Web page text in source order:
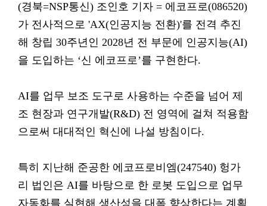
(경북=NSP통신) 조인호 기자 = 에코프로(086520)
가 전사적으로 'AX(인공지능 전환)'를 전격 추진
해 창립 30주년인 2028년 전 부문에 인공지능(AI)
을 도입하는 ‘신 에코프로’를 구현한다.
AI를 업무 보조 도구로 사용하는 수준을 넘어 제
조 현장과 연구개발(R&D) 전 영역에 걸쳐 적용함
으로써 대대적인 혁신에 나설 방침이다.
특히 지난해 준공한 에코프로비엠(247540) 헝가
리 법인은 AI를 바탕으로 한 로봇 도입으로 업무
자동화를 실현해 생산성을 대폭 향상한다는 계획